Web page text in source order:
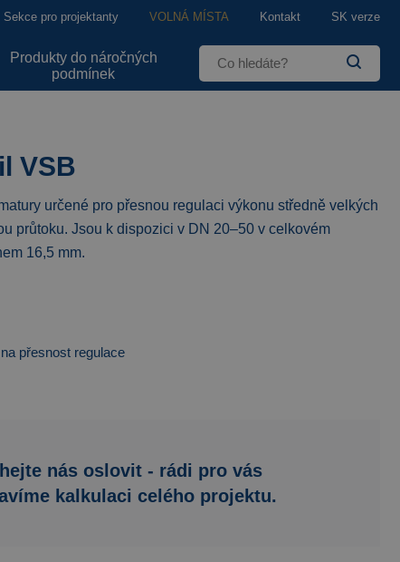
Sekce pro projektanty VOLNÁ MÍSTA Kontakt SK verze
Produkty do náročných
podmínek
VSB
určené pro přesnou regulaci výkonu středně velkých
průtoku. Jsou k dispozici v DN 20–50 v celkovém
16,5 mm.
přesnost regulace
nás oslovit - rádi pro vás
kalkulaci celého projektu.